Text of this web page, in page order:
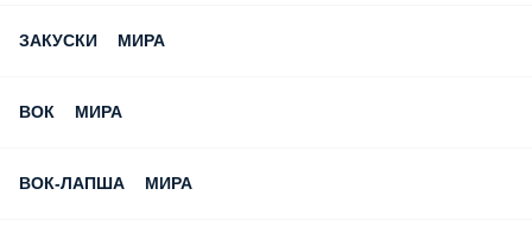
ЗАКУСКИ МИРА
ВОК МИРА
ВОК-ЛАПША МИРА